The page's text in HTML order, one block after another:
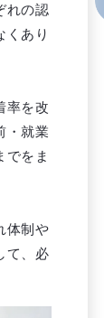
れの認
くあり
率を改
・就業
でをま
体制や
て、必